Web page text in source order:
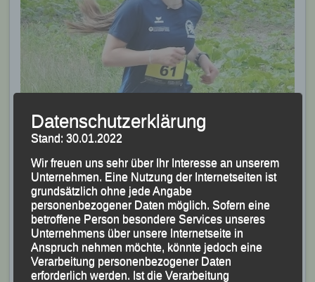
Datenschutzerklärung
Stand: 30.01.2022
Wir freuen uns sehr über Ihr Interesse an unserem
Unternehmen. Eine Nutzung der Internetseiten ist
grundsätzlich ohne jede Angabe
personenbezogener Daten möglich. Sofern eine
betroffene Person besondere Services unseres
Unternehmens über unsere Internetseite in
Anspruch nehmen möchte, könnte jedoch eine
Verarbeitung personenbezogener Daten
erforderlich werden. Ist die Verarbeitung